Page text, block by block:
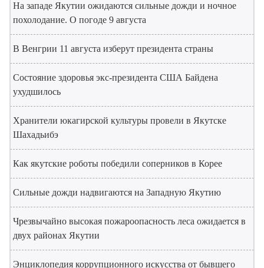
На западе Якутии ожидаются сильные дожди и ночное
похолодание. О погоде 9 августа
В Венгрии 11 августа изберут президента страны
Состояние здоровья экс-президента США Байдена
ухудшилось
Хранители юкагирской культуры провели в Якутске
Шахадьибэ
Как якутские роботы победили соперников в Корее
Сильные дожди надвигаются на Западную Якутию
Чрезвычайно высокая пожароопасность леса ожидается в
двух районах Якутии
Энциклопедия коррупционного искусства от бывшего